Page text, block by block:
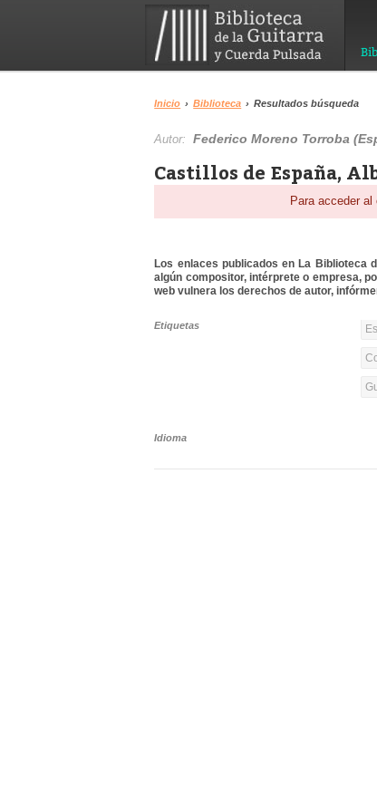
Inicio › Biblioteca › Resultados búsqueda
Autor:Federico Moreno Torroba
Castillos de España,
Para acceder
Los enlaces publicados en La Biblioteca
algún compositor, intérprete o empresa,
web vulnera los derechos de autor,
Etiquetas
Idioma